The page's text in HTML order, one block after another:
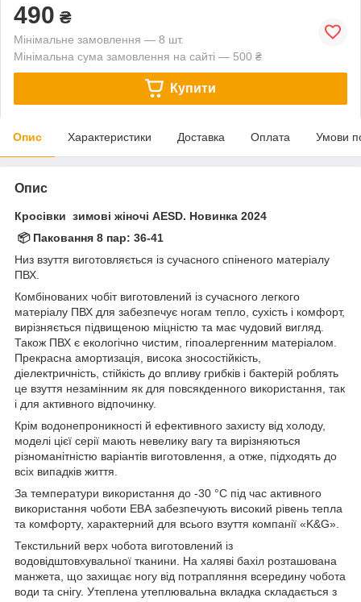
490 ₴
Мінімальне замовлення — 8 шт.
Мінімальна сума замовлення на сайті — 500 ₴
Купити
Опис Характеристики Доставка Оплата Умови
Опис
Кросівки зимові жіночі AESD. Новинка 2024
📦 Паковання 8 пар: 36-41
Низ взуття виготовляється із сучасного спіненого матеріалу
ПВХ.
Комбінованих чобіт виготовлений із сучасного легкого
матеріалу ПВХ для забезпечує ногам тепло, сухість і комфорт,
вирізняється підвищеною міцністю та має чудовий вигляд.
Також ПВХ є екологічно чистим, гіпоалергенним матеріалом.
Прекрасна амортизація, висока зносостійкість,
діелектричність, стійкість до впливу грибків і бактерій роблять
це взуття незамінним як для повсякденного використання, так
і для активного відпочинку.
Крім водонепроникності й ефективного захисту від холоду,
моделі цієї серії мають невелику вагу та вирізняються
різноманітністю варіантів виготовлення, а отже, підходять до
всіх випадків життя.
За температури використання до -30 °C під час активного
використання чоботи ЕВА забезпечують високий рівень тепла
та комфорту, характерний для всього взуття компанії «K&G».
Текстильний верх чобота виготовлений із
водовідштовхувальної тканини. На халяві бахіл розташована
манжета, що захищає ногу від потрапляння всередину чобота
води та снігу. Утеплена утеплювальна вкладка складається з